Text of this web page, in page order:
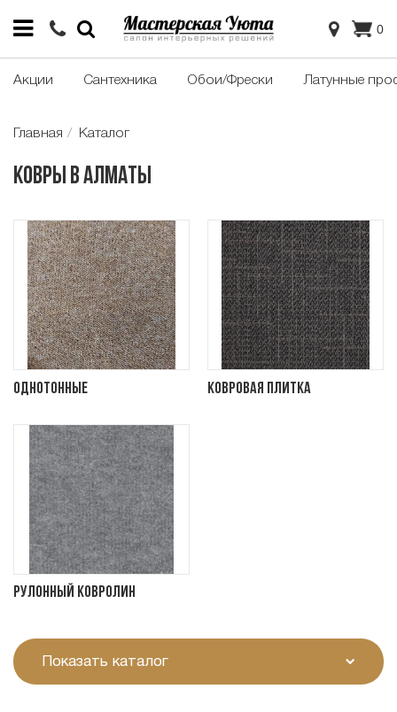
0
Акции Сантехника Обои/Фрески Латунные
Главная Каталог
Ковры в Алматы
Однотонные Ковровая плитка
Рулонный ковролин
Показать каталог